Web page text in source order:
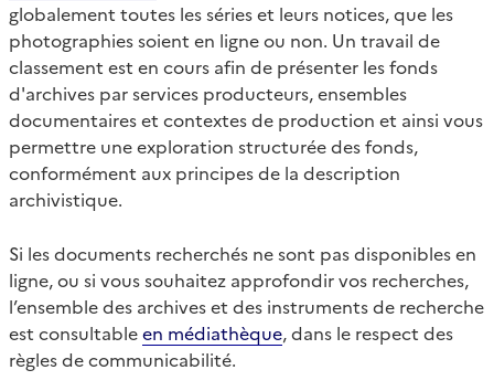
globalement toutes les séries et leurs notices, que les
photographies soient en ligne ou non. Un travail de
classement est en cours afin de présenter les fonds
d'archives par services producteurs, ensembles
documentaires et contextes de production et ainsi vous
permettre une exploration structurée des fonds,
conformément aux principes de la description
archivistique.
Si les documents recherchés ne sont pas disponibles en
ligne, ou si vous souhaitez approfondir vos recherches,
l’ensemble des archives et des instruments de recherche
est consultableen médiathèque, dans le respect des
règles de communicabilité.